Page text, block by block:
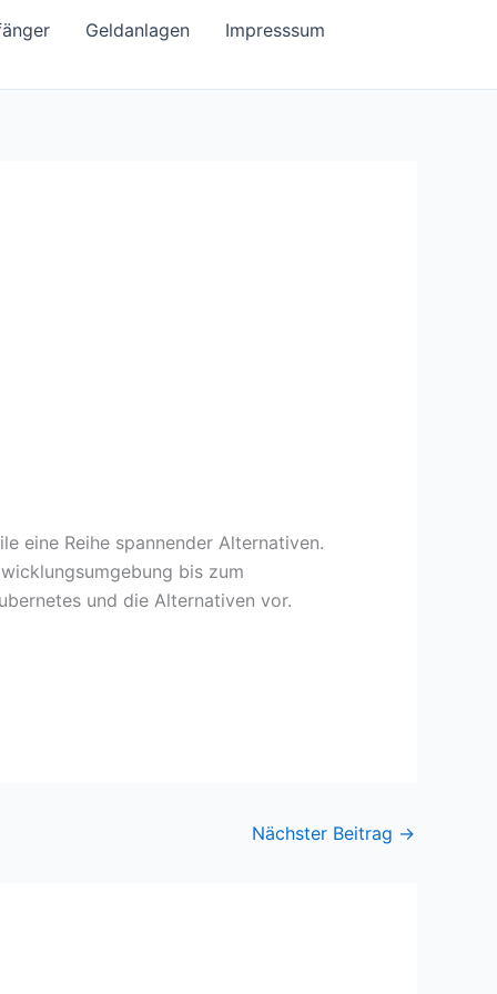
Geldanlagen Impresssum
eine Reihe spannender Alternativen.
bis zum
und die Alternativen vor.
Nächster Beitrag →